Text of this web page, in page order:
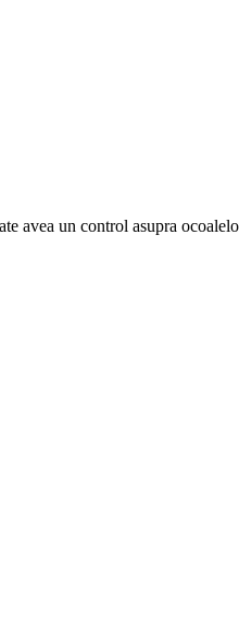
avea un control asupra